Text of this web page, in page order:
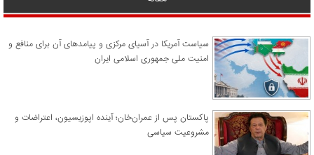
سیاست آمریکا در آسیای مرکزی و پیامدهای آن برای منافع و
امنیت ملی جمهوری اسلامی ایران
پاکستان پس از عمران‌خان؛ آینده اپوزیسیون، اعتراضات و
مشروعیت سیاسی